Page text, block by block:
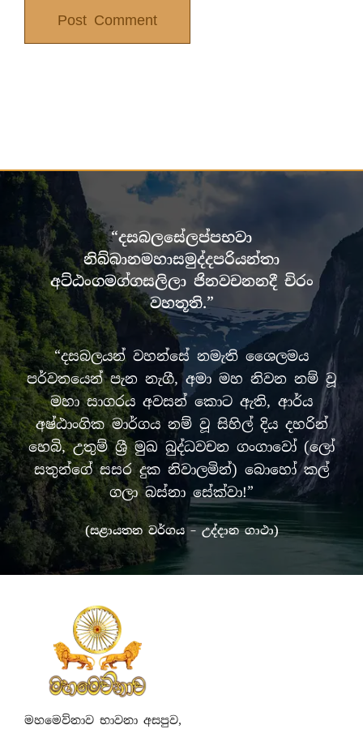
“දසබලසේලප්පභවා
නිබ්බානමහාසමුද්දපරියන්තා
අට්ඨංගමග්ගසලිලා ජිනවචනනදී චිරං
වහතූති.”
“දසබලයන් වහන්සේ නමැති ශෛලමය
පර්වතයෙන් පැන නැගී, අමා මහ නිවන නම් වූ
මහා සාගරය අවසන් කොට ඇති, ආර්ය
අෂ්ඨාංගික මාර්ගය නම් වූ සිහිල් දිය දහරින්
හෙබි, උතුම් ශ්‍රී මුඛ බුද්ධවචන ගංගාවෝ (ලෝ
සතුන්ගේ සසර දුක නිවාලමින්) බොහෝ කල්
ගලා බස්නා සේක්වා!”
(සළායතන වර්ගය – උද්දාන ගාථා)
මහමෙව්නාව භාවනා අසපුව,